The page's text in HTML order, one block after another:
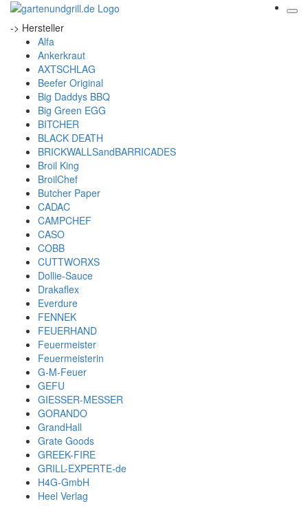
-> Hersteller
Alfa
Ankerkraut
AXTSCHLAG
Beefer Original
Big Daddys BBQ
Big Green EGG
BITCHER
BLACK DEATH
BRICKWALLSandBARRICADES
Broil King
BroilChef
Butcher Paper
CADAC
CAMPCHEF
CASO
COBB
CUTTWORXS
Dollie-Sauce
Drakaflex
Everdure
FENNEK
FEUERHAND
Feuermeister
Feuermeisterin
G-M-Feuer
GEFU
GIESSER-MESSER
GORANDO
GrandHall
Grate Goods
GREEK-FIRE
GRILL-EXPERTE-de
H4G-GmbH
Heel Verlag